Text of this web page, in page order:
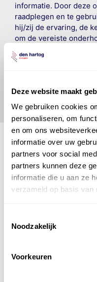
Deze website maakt
We gebruiken cookies
personaliseren, om
en om ons
informatie over uw
partners voor social
partners kunnen deze
informatie die u aan ze
verzameld op basis van
Noodzakelijk
Voorkeuren
informatie. Door deze
raadplegen en te
hij/zij de ervaring, de
om de vereiste
veilige en
vrijwaart en
onjuist gebruik van de
Den
bestaat